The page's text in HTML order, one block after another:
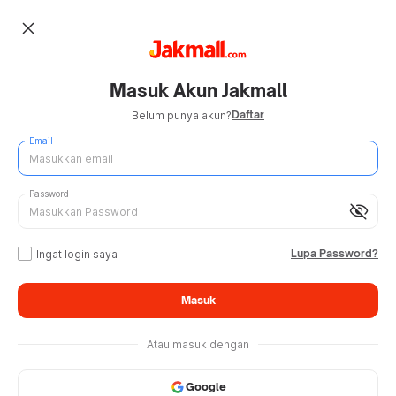
close
Masuk Akun Jakmall
Belum punya akun?Daftar
Email
visibility_off
Password
Ingat login saya Lupa Password?
Masuk
Atau masuk dengan
Google